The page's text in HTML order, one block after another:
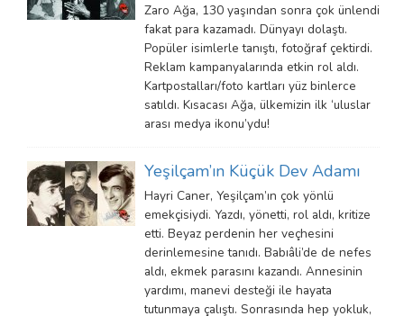
Zaro Ağa, 130 yaşından sonra çok ünlendi
fakat para kazamadı. Dünyayı dolaştı.
Popüler isimlerle tanıştı, fotoğraf çektirdi.
Reklam kampanyalarında etkin rol aldı.
Kartpostalları/foto kartları yüz binlerce
satıldı. Kısacası Ağa, ülkemizin ilk ‘uluslar
arası medya ikonu’ydu!
Yeşilçam’ın Küçük Dev Adamı
Hayri Caner, Yeşilçam’ın çok yönlü
emekçisiydi. Yazdı, yönetti, rol aldı, kritize
etti. Beyaz perdenin her veçhesini
derinlemesine tanıdı. Babıâli’de de nefes
aldı, ekmek parasını kazandı. Annesinin
yardımı, manevi desteği ile hayata
tutunmaya çalıştı. Sonrasında hep yokluk,